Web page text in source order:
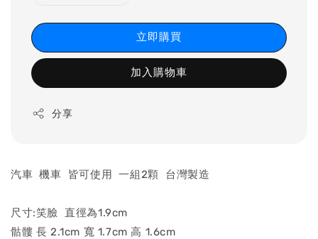
立即購買
加入購物車
分享
汽車 機車 皆可使用 一組2顆 台灣製造
尺寸:笑臉 直徑為1.9cm
骷髏 長 2.1cm 寬 1.7cm 高 1.6cm